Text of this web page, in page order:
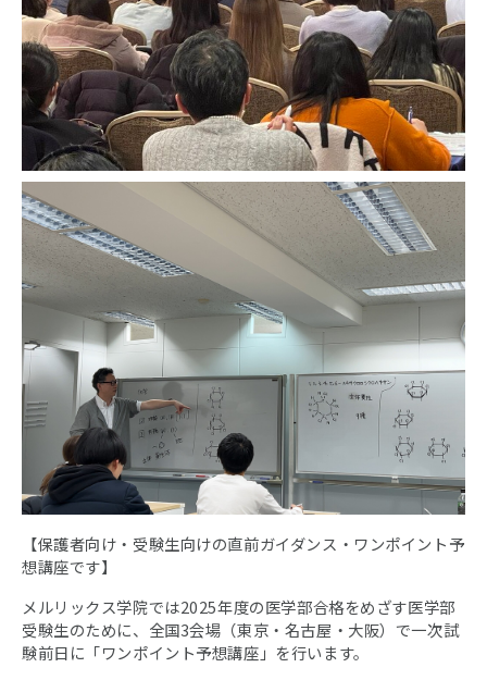
【保護者向け・受験生向けの直前ガイダンス・ワンポイント予
想講座です】
メルリックス学院では2025年度の医学部合格をめざす医学部
受験生のために、全国3会場（東京・名古屋・大阪）で一次試
験前日に「ワンポイント予想講座」を行います。